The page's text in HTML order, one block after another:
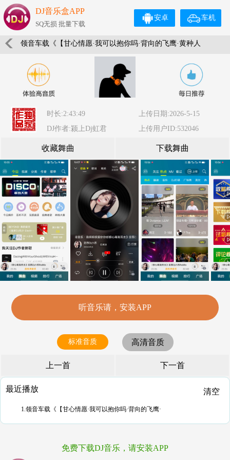
DJ音乐盒APP
SQ无损 批量下载
车机
安卓
领音车载《【甘心情愿·我可以抱你吗·背向的飞鹰·黄种人
我话事】小苹果DJ音乐团队出品》颍上DJ虹君
时长:2:43:49
上传日期:2026-5-15
DJ作者:颍上Dj虹君
上传用户ID:532046
收藏舞曲 下载舞曲
听音乐请，安装APP
标准音质 高清音质
上一首 下一首
最近播放 清空
1.领音车载《【甘心情愿·我可以抱你吗·背向的飞鹰·
免费下载DJ音乐，请安装APP